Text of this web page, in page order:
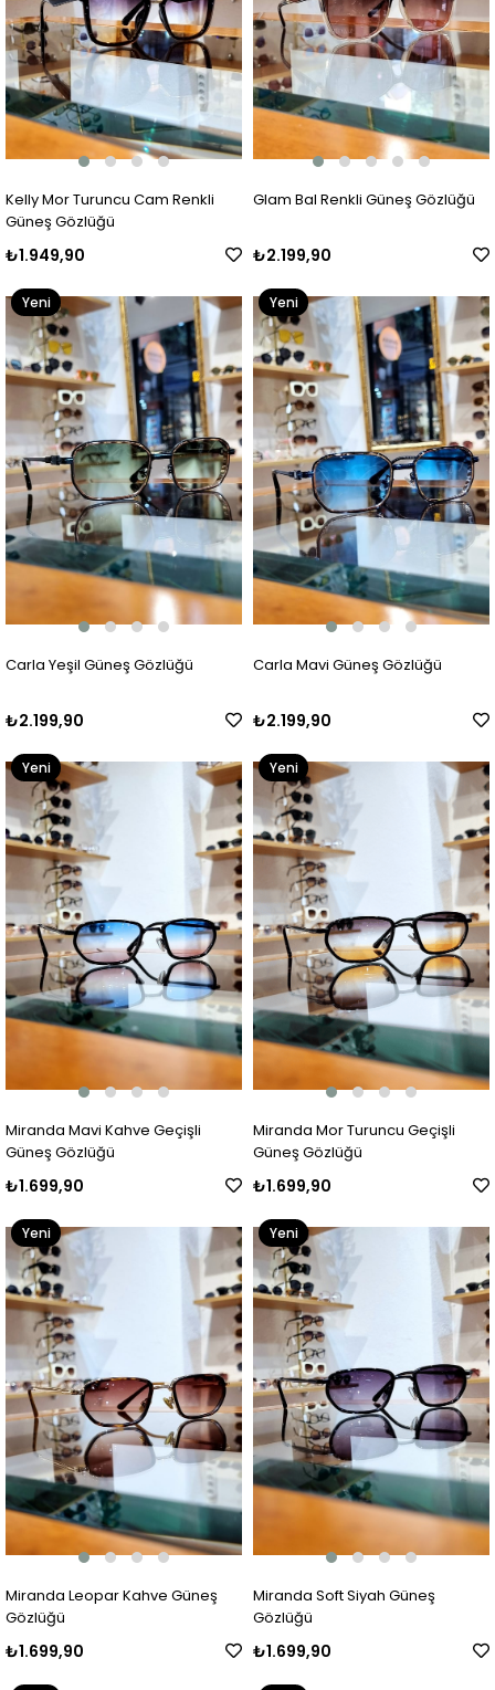
Kelly Mor Turuncu Cam Renkli
Güneş Gözlüğü
₺1.949,90
Glam Bal Renkli Güneş Gözlüğü
₺2.199,90
Carla Yeşil Güneş Gözlüğü
₺2.199,90
Yeni
Ürün
Carla Mavi Güneş Gözlüğü
₺2.199,90
Yeni
Ürün
Miranda Mavi Kahve Geçişli
Güneş Gözlüğü
₺1.699,90
Yeni
Ürün
Miranda Mor Turuncu Geçişli
Güneş Gözlüğü
₺1.699,90
Yeni
Ürün
Miranda Leopar Kahve Güneş
Gözlüğü
₺1.699,90
Yeni
Ürün
Miranda Soft Siyah Güneş
Gözlüğü
₺1.699,90
Yeni
Ürün